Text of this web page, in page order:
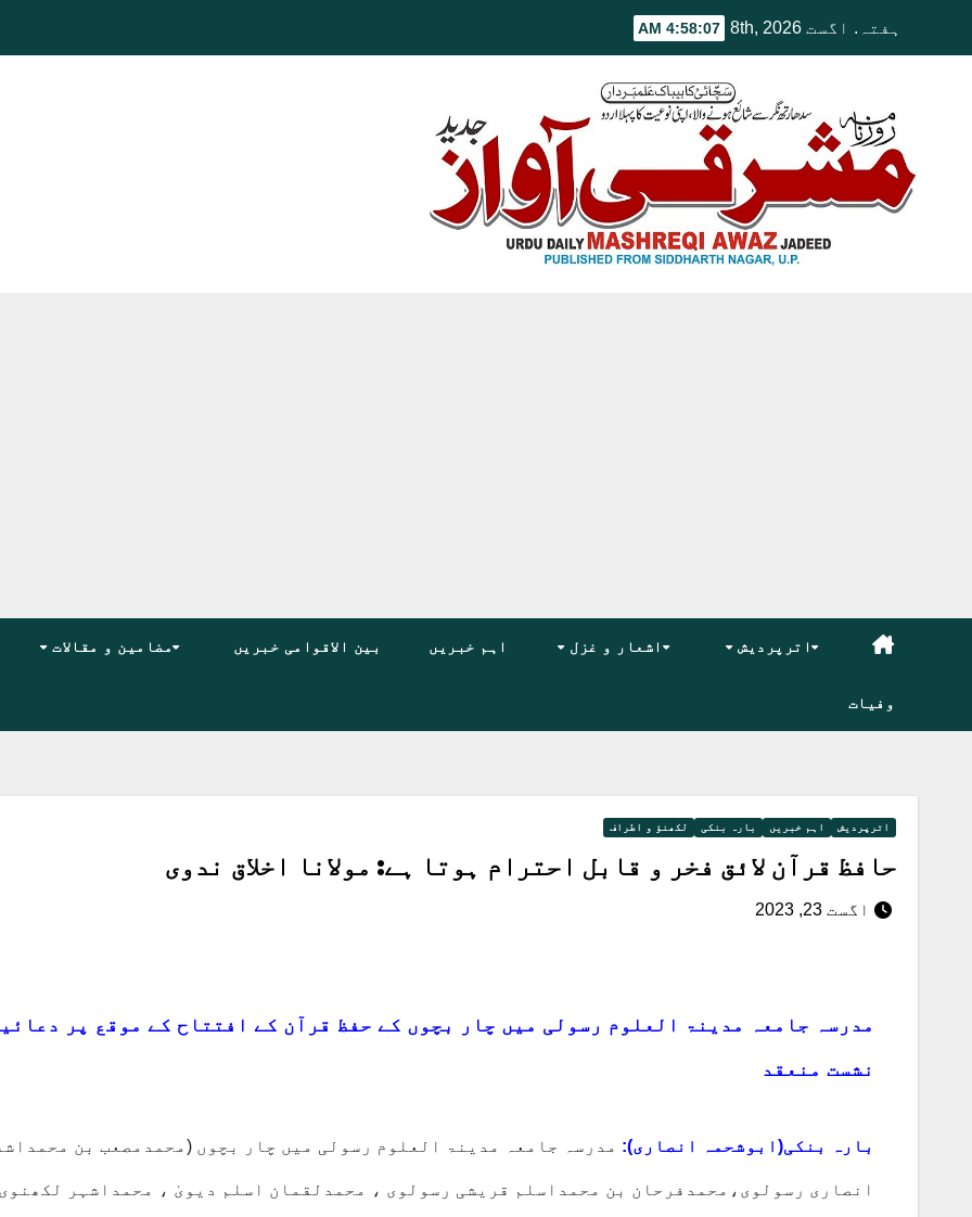
ہفتہ. اگست 8th, 2026 4:58:07 AM
اترپردیش اشعار و غزل اہم خبریں بین الاقوامی خبریں مضامین و مقالات
وفیات
اترپردیش اہم خبریں بارہ بنکی لکھنؤ و اطراف
حافظ قرآن لائق فخر و قابل احترام ہوتا ہے: مولانا اخلاق ندوی
اگست 23, 2023
مدرسہ جامعہ مدینۃ العلوم رسولی میں چار بچوں کے حفظ قرآن کے افتتاح کے موقع پر
نشست منعقد
بارہ بنکی(ابوشحمہ انصاری): مدرسہ جامعہ مدینۃ العلوم رسولی میں چار بچوں (محمدمصعب بن
انصاری رسولوی،محمدفرحان بن محمداسلم قریشی رسولوی ، محمدلقمان اسلم دیویٰ ، محمداشہر